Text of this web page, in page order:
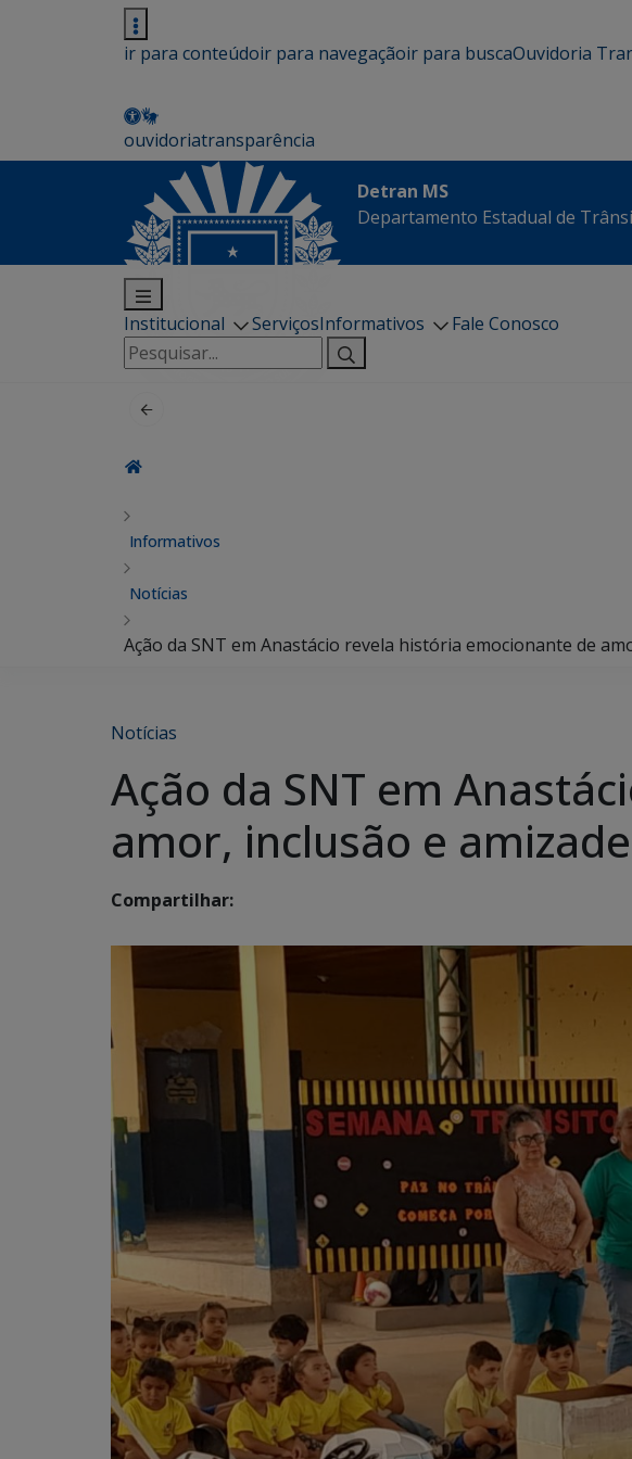
ir para conteúdoir para navegaçãoir para buscaOuvidoria
ouvidoriatransparência
Detran MS
Departamento Estadual de
Institucional ServiçosInformativos
Fale Conosco
Pesquisar
por:
Informativos
Notícias
Ação da SNT em Anastácio revela história emocionante de
Notícias
Ação da SNT em
amor, inclusão e
Compartilhar: